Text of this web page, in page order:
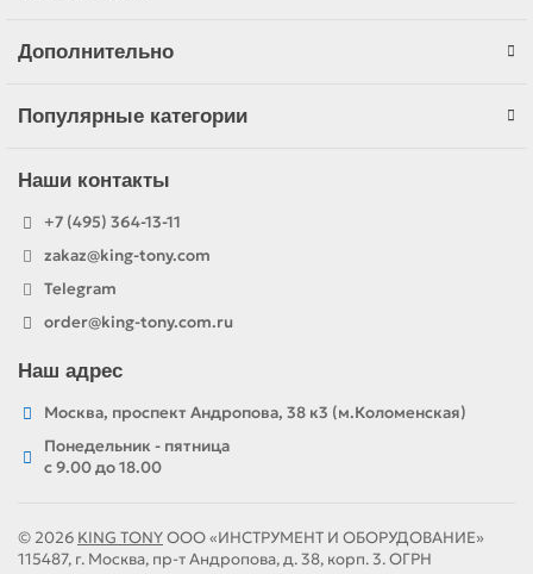
Дополнительно
Популярные категории
Наши контакты
+7 (495) 364-13-11
zakaz@king-tony.com
Telegram
order@king-tony.com.ru
Наш адрес
Москва, проспект Андропова, 38 к3 (м.Коломенская)
Понедельник - пятница
c 9.00 до 18.00
© 2026 KING TONYООО «ИНСТРУМЕНТ И ОБОРУДОВАНИЕ»
115487, г. Москва, пр-т Андропова, д. 38, корп. 3. ОГРН